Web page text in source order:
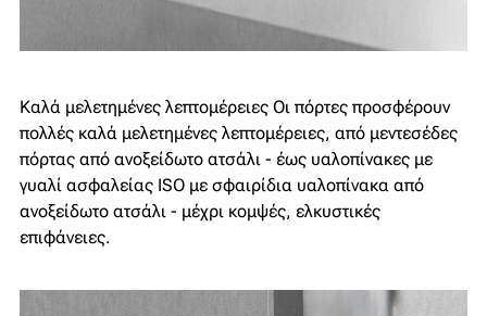
Καλά μελετημένες λεπτομέρειες Οι πόρτες προσφέρουν
πολλές καλά μελετημένες λεπτομέρειες, από μεντεσέδες
πόρτας από ανοξείδωτο ατσάλι - έως υαλοπίνακες με
γυαλί ασφαλείας ISO με σφαιρίδια υαλοπίνακα από
ανοξείδωτο ατσάλι - μέχρι κομψές, ελκυστικές
επιφάνειες.